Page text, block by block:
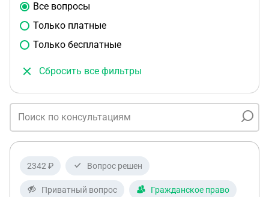
Все вопросы
Только платные
Только бесплатные
Сбросить все фильтры
2342 ₽ Вопрос решен
Приватный вопрос Гражданское право